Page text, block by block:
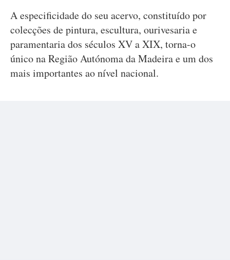
A especificidade do seu acervo, constituído por
colecções de pintura, escultura, ourivesaria e
paramentaria dos séculos XV a XIX, torna-o
único na Região Autónoma da Madeira e um dos
mais importantes ao nível nacional.